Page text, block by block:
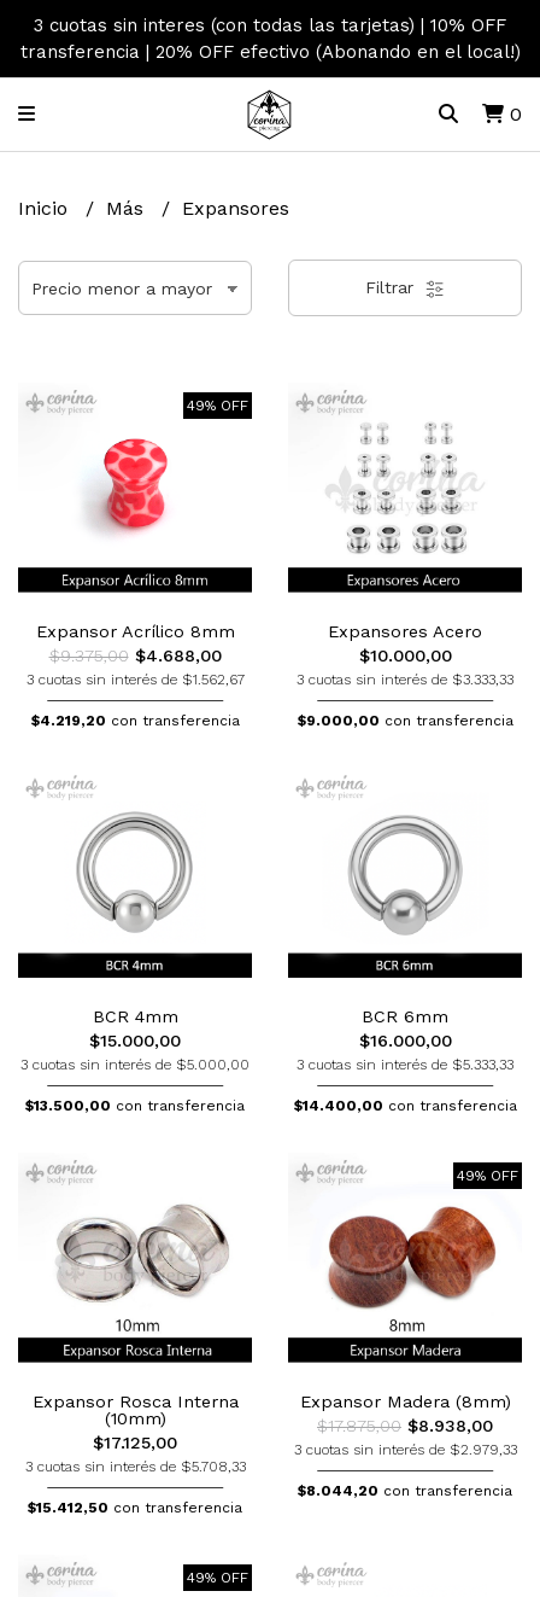
3 cuotas sin interes (con todas las tarjetas) | 10% OFF
transferencia | 20% OFF efectivo (Abonando en el local!)
0
Inicio Más Expansores
Filtrar
49% OFF
Expansor Acrílico 8mm
$9.375,00$4.688,00
3 cuotas sin interés de $1.562,67
$4.219,20 con transferencia
Expansores Acero
$10.000,00
3 cuotas sin interés de $3.333,33
$9.000,00 con transferencia
BCR 4mm
$15.000,00
3 cuotas sin interés de $5.000,00
$13.500,00 con transferencia
BCR 6mm
$16.000,00
3 cuotas sin interés de $5.333,33
$14.400,00 con transferencia
Expansor Rosca Interna
(10mm)
$17.125,00
3 cuotas sin interés de $5.708,33
$15.412,50 con transferencia
49% OFF
Expansor Madera (8mm)
$17.875,00 $8.938,00
3 cuotas sin interés de $2.979,33
$8.044,20 con transferencia
49% OFF